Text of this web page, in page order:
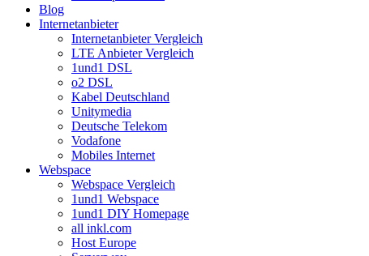
Blog
Internetanbieter
Internetanbieter Vergleich
LTE Anbieter Vergleich
1und1 DSL
o2 DSL
Kabel Deutschland
Unitymedia
Deutsche Telekom
Vodafone
Mobiles Internet
Webspace
Webspace Vergleich
1und1 Webspace
1und1 DIY Homepage
all inkl.com
Host Europe